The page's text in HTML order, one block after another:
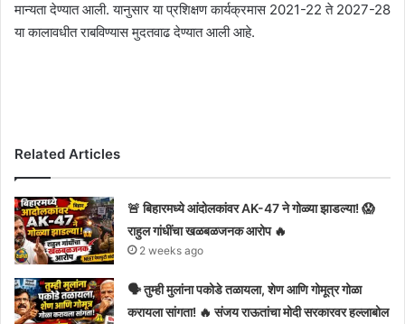
मान्यता देण्यात आली. यानुसार या प्रशिक्षण कार्यक्रमास 2021-22 ते 2027-28
या कालावधीत राबविण्यास मुदतवाढ देण्यात आली आहे.
Related Articles
🚨 बिहारमध्ये आंदोलकांवर AK-47 ने गोळ्या झाडल्या! 😱
राहुल गांधींचा खळबळजनक आरोप 🔥
2 weeks ago
🗣️ तुम्ही मुलांना पकोडे तळायला, शेण आणि गोमूत्र गोळा
करायला सांगता! 🔥 संजय राऊतांचा मोदी सरकारवर हल्लाबोल